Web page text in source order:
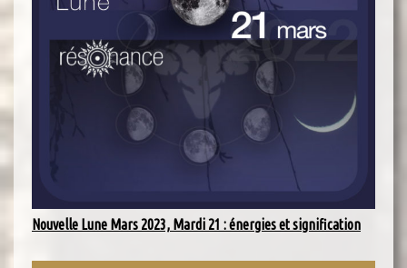
Nouvelle Lune Mars 2023, Mardi 21 : énergies et signification